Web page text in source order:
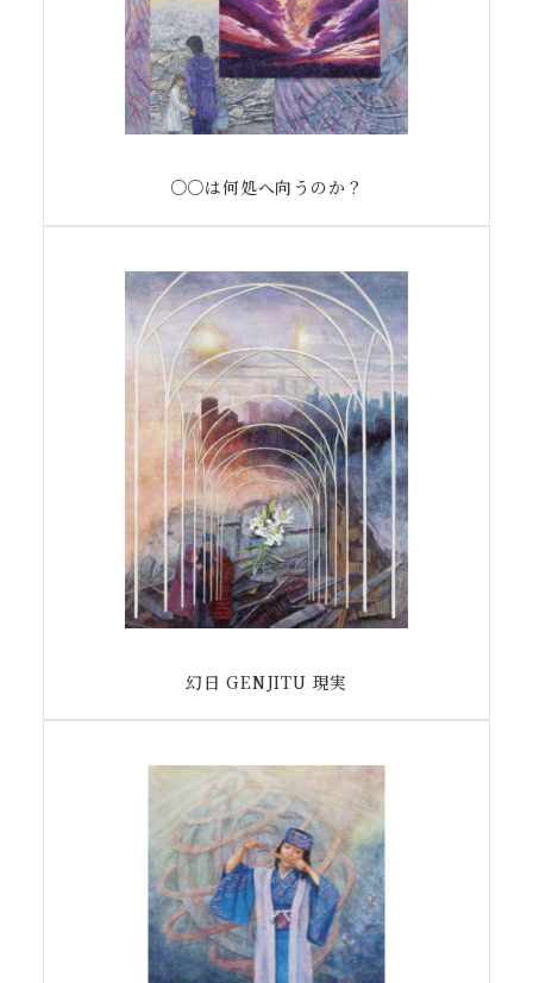
○○は何処へ向うのか？
幻日 GENJITU 現実